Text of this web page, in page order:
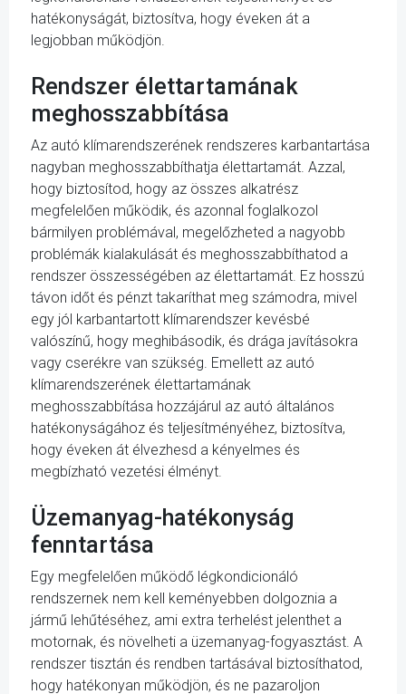
hatékonyságát, biztosítva, hogy éveken át a
legjobban működjön.
Rendszer élettartamának
meghosszabbítása
Az autó klímarendszerének rendszeres karbantartása
nagyban meghosszabbíthatja élettartamát. Azzal,
hogy biztosítod, hogy az összes alkatrész
megfelelően működik, és azonnal foglalkozol
bármilyen problémával, megelőzheted a nagyobb
problémák kialakulását és meghosszabbíthatod a
rendszer összességében az élettartamát. Ez hosszú
távon időt és pénzt takaríthat meg számodra, mivel
egy jól karbantartott klímarendszer kevésbé
valószínű, hogy meghibásodik, és drága javításokra
vagy cserékre van szükség. Emellett az autó
klímarendszerének élettartamának
meghosszabbítása hozzájárul az autó általános
hatékonyságához és teljesítményéhez, biztosítva,
hogy éveken át élvezhesd a kényelmes és
megbízható vezetési élményt.
Üzemanyag-hatékonyság
fenntartása
Egy megfelelően működő légkondicionáló
rendszernek nem kell keményebben dolgoznia a
jármű lehűtéséhez, ami extra terhelést jelenthet a
motornak, és növelheti a üzemanyag-fogyasztást. A
rendszer tisztán és rendben tartásával biztosíthatod,
hogy hatékonyan működjön, és ne pazaroljon